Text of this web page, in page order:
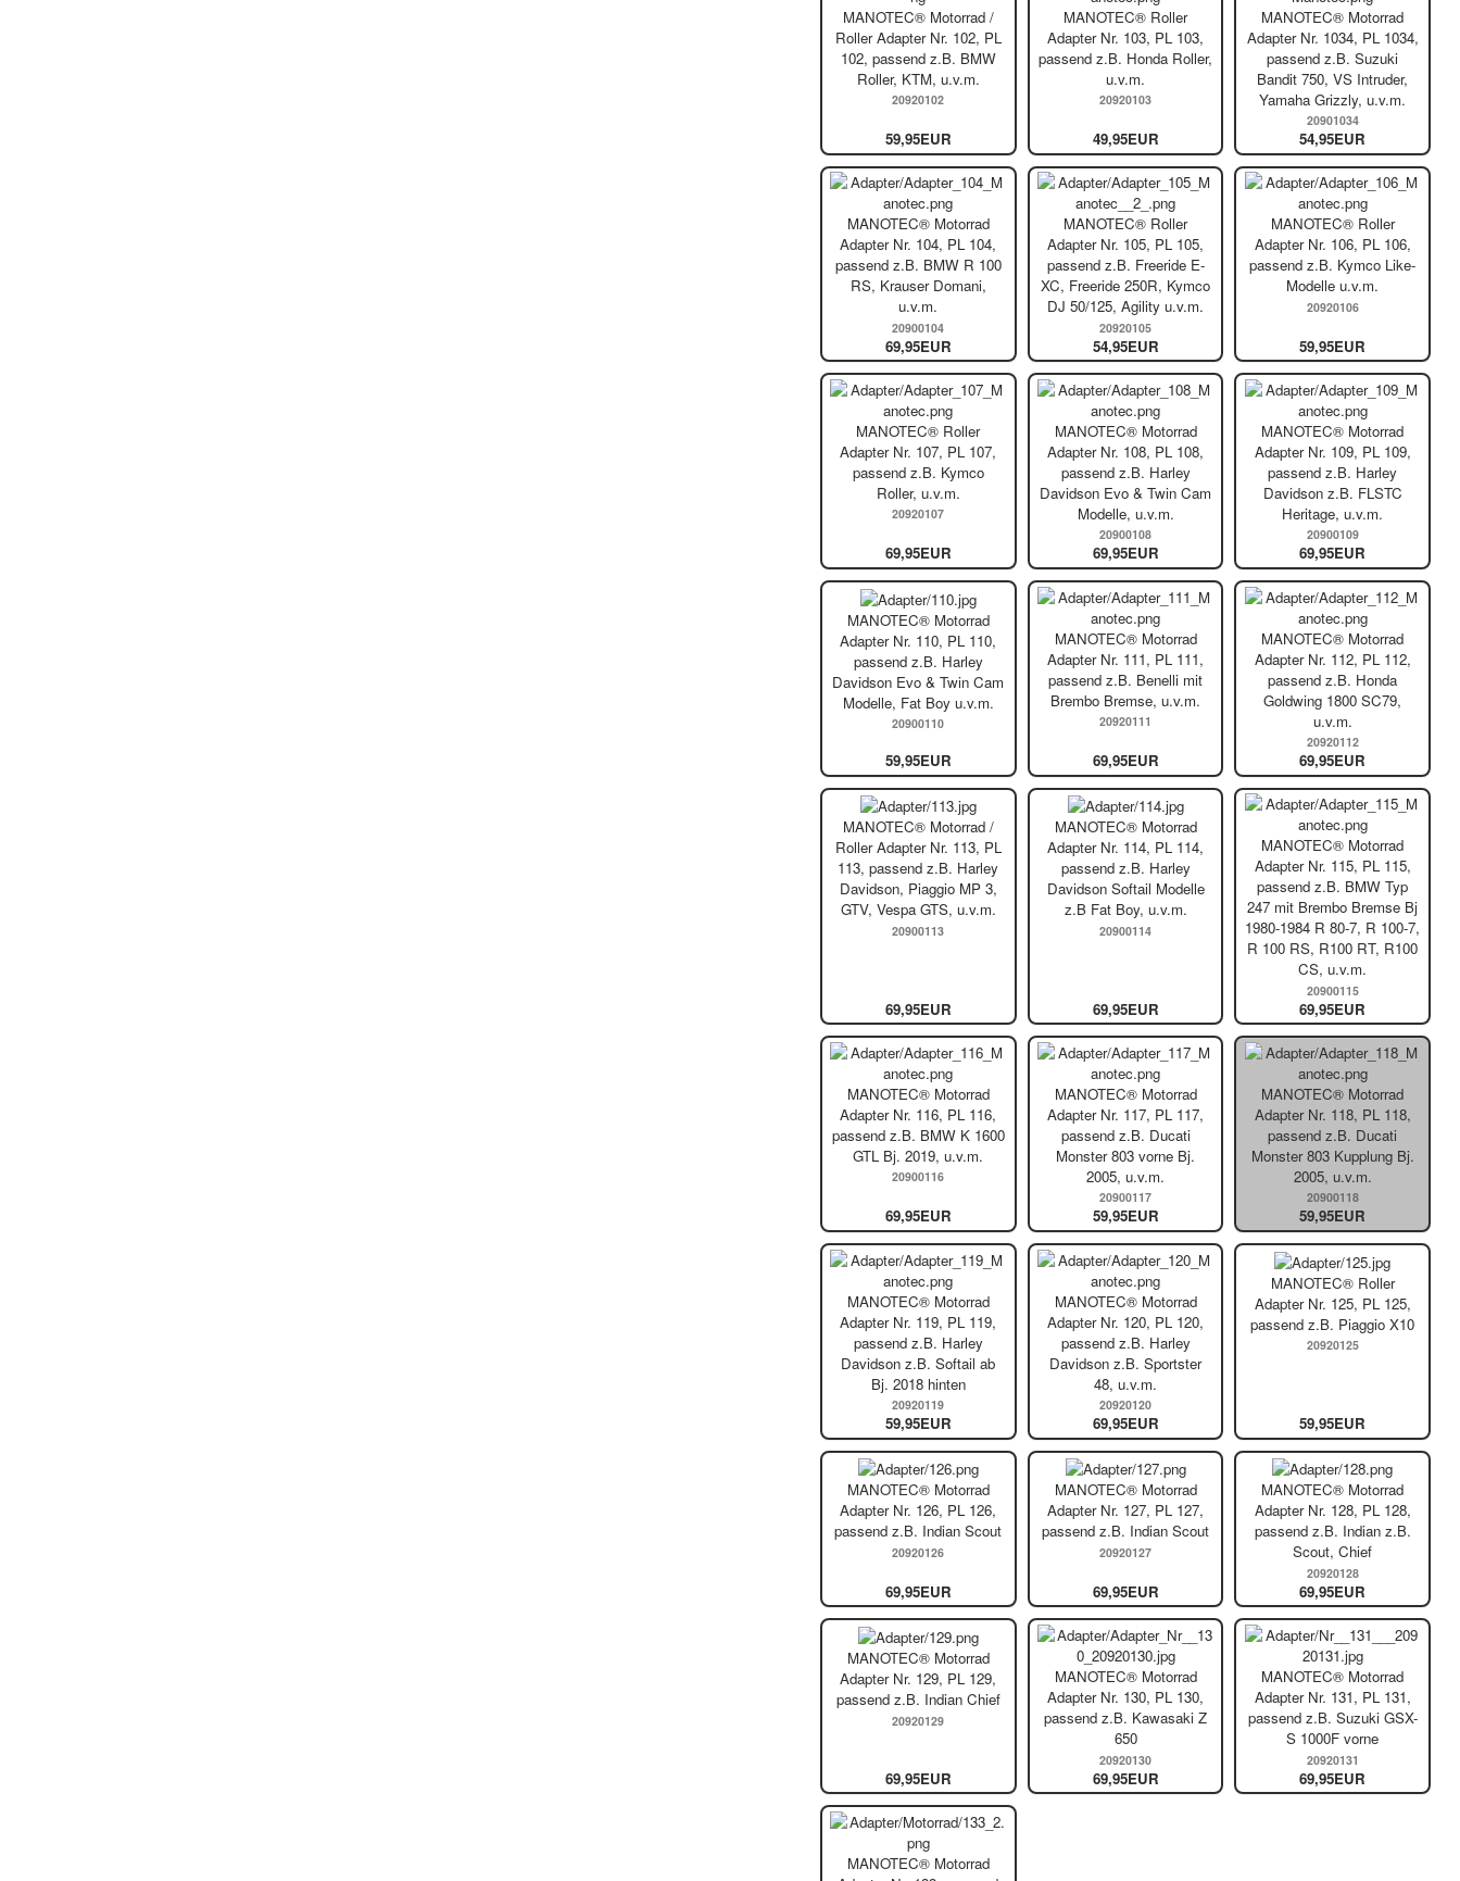
MANOTEC® Motorrad /
Roller Adapter Nr. 102, PL
102, passend z.B. BMW
Roller, KTM, u.v.m.
20920102
59,95EUR
MANOTEC® Roller
Adapter Nr. 103, PL 103,
passend z.B. Honda Roller,
u.v.m.
20920103
49,95EUR
MANOTEC® Motorrad
Adapter Nr. 1034, PL 1034,
passend z.B. Suzuki
Bandit 750, VS Intruder,
Yamaha Grizzly, u.v.m.
20901034
54,95EUR
MANOTEC® Motorrad
Adapter Nr. 104, PL 104,
passend z.B. BMW R 100
RS, Krauser Domani,
u.v.m.
20900104
69,95EUR
MANOTEC® Roller
Adapter Nr. 105, PL 105,
passend z.B. Freeride E-
XC, Freeride 250R, Kymco
DJ 50/125, Agility u.v.m.
20920105
54,95EUR
MANOTEC® Roller
Adapter Nr. 106, PL 106,
passend z.B. Kymco Like-
Modelle u.v.m.
20920106
59,95EUR
MANOTEC® Roller
Adapter Nr. 107, PL 107,
passend z.B. Kymco
Roller, u.v.m.
20920107
69,95EUR
MANOTEC® Motorrad
Adapter Nr. 108, PL 108,
passend z.B. Harley
Davidson Evo & Twin Cam
Modelle, u.v.m.
20900108
69,95EUR
MANOTEC® Motorrad
Adapter Nr. 109, PL 109,
passend z.B. Harley
Davidson z.B. FLSTC
Heritage, u.v.m.
20900109
69,95EUR
MANOTEC® Motorrad
Adapter Nr. 110, PL 110,
passend z.B. Harley
Davidson Evo & Twin Cam
Modelle, Fat Boy u.v.m.
20900110
59,95EUR
MANOTEC® Motorrad
Adapter Nr. 111, PL 111,
passend z.B. Benelli mit
Brembo Bremse, u.v.m.
20920111
69,95EUR
MANOTEC® Motorrad
Adapter Nr. 112, PL 112,
passend z.B. Honda
Goldwing 1800 SC79,
u.v.m.
20920112
69,95EUR
MANOTEC® Motorrad /
Roller Adapter Nr. 113, PL
113, passend z.B. Harley
Davidson, Piaggio MP 3,
GTV, Vespa GTS, u.v.m.
20900113
69,95EUR
MANOTEC® Motorrad
Adapter Nr. 114, PL 114,
passend z.B. Harley
Davidson Softail Modelle
z.B Fat Boy, u.v.m.
20900114
69,95EUR
MANOTEC® Motorrad
Adapter Nr. 115, PL 115,
passend z.B. BMW Typ
247 mit Brembo Bremse Bj
1980-1984 R 80-7, R 100-7,
R 100 RS, R100 RT, R100
CS, u.v.m.
20900115
69,95EUR
MANOTEC® Motorrad
Adapter Nr. 116, PL 116,
passend z.B. BMW K 1600
GTL Bj. 2019, u.v.m.
20900116
69,95EUR
MANOTEC® Motorrad
Adapter Nr. 117, PL 117,
passend z.B. Ducati
Monster 803 vorne Bj.
2005, u.v.m.
20900117
59,95EUR
MANOTEC® Motorrad
Adapter Nr. 118, PL 118,
passend z.B. Ducati
Monster 803 Kupplung Bj.
2005, u.v.m.
20900118
59,95EUR
MANOTEC® Motorrad
Adapter Nr. 119, PL 119,
passend z.B. Harley
Davidson z.B. Softail ab
Bj. 2018 hinten
20920119
59,95EUR
MANOTEC® Motorrad
Adapter Nr. 120, PL 120,
passend z.B. Harley
Davidson z.B. Sportster
48, u.v.m.
20920120
69,95EUR
MANOTEC® Roller
Adapter Nr. 125, PL 125,
passend z.B. Piaggio X10
20920125
59,95EUR
MANOTEC® Motorrad
Adapter Nr. 126, PL 126,
passend z.B. Indian Scout
20920126
69,95EUR
MANOTEC® Motorrad
Adapter Nr. 127, PL 127,
passend z.B. Indian Scout
20920127
69,95EUR
MANOTEC® Motorrad
Adapter Nr. 128, PL 128,
passend z.B. Indian z.B.
Scout, Chief
20920128
69,95EUR
MANOTEC® Motorrad
Adapter Nr. 129, PL 129,
passend z.B. Indian Chief
20920129
69,95EUR
MANOTEC® Motorrad
Adapter Nr. 130, PL 130,
passend z.B. Kawasaki Z
650
20920130
69,95EUR
MANOTEC® Motorrad
Adapter Nr. 131, PL 131,
passend z.B. Suzuki GSX-
S 1000F vorne
20920131
69,95EUR
MANOTEC® Motorrad